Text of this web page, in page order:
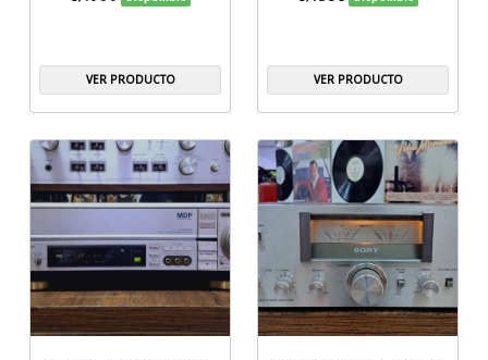
VER PRODUCTO VER PRODUCTO